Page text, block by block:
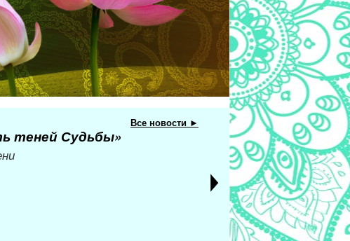
Все новости ►
теней Судьбы»